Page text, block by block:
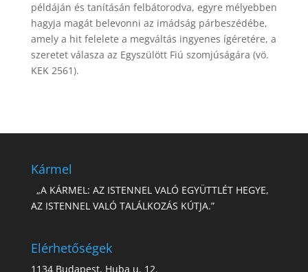
példáján és tanításán felbátorodva, egyre mélyebben
hagyja magát belevonni az imádság párbeszédébe,
amely a hit felelete a megváltás ingyenes ígéretére, a
szeretet válasza az Egyszülött Fiú szomjúságára (vö.
KEK 2561).
Kármel
„A KÁRMEL: AZ ISTENNEL VALÓ EGYÜTTLÉT HEGYE,
AZ ISTENNEL VALÓ TALÁLKOZÁS KÚTJA.”
Elérhetőségek
1134 Budapest, Huba u. 12.